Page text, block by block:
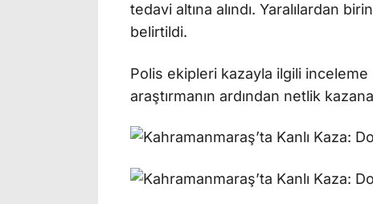
tedavi altına alındı. Yaralılardan
belirtildi.
Polis ekipleri kazayla ilgili inceleme
araştırmanın ardından netlik